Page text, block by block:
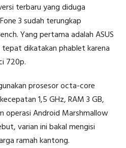
terbaru yang diduga
3 sudah terungkap
Yang pertama adalah ASUS
tepat dikatakan phablet karena
720p.
prosesor octa-core
1,5 GHz, RAM 3 GB,
operasi Android Marshmallow
varian ini bakal mengisi
ramah kantong.